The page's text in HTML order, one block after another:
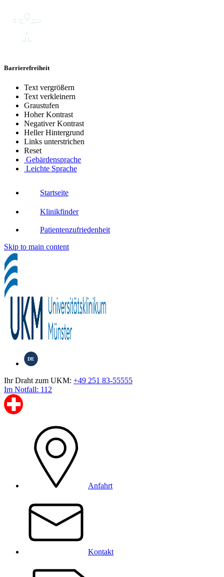
Barrierefreiheit
Text vergrößern
Text verkleinern
Graustufen
Hoher Kontrast
Negativer Kontrast
Heller Hintergrund
Links unterstrichen
Reset
Gebärdensprache
Leichte Sprache
Startseite
Klinikfinder
Patientenzufriedenheit
Skip to main content
DE
Ihr Draht zum UKM: +49 251 83-55555
Im Notfall: 112
Anfahrt
Kontakt